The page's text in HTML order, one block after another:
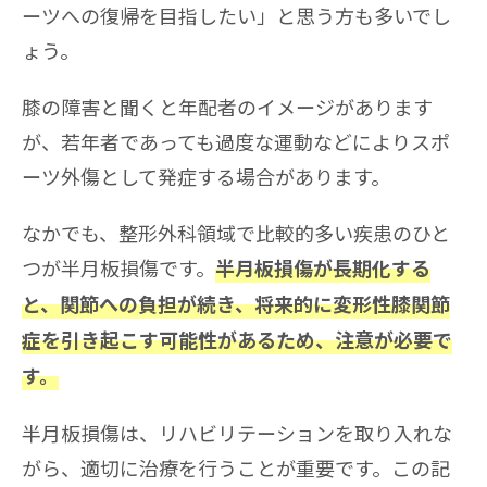
ーツへの復帰を目指したい」と思う方も多いでし
ょう。
膝の障害と聞くと年配者のイメージがあります
が、若年者であっても過度な運動などによりスポ
ーツ外傷として発症する場合があります。
なかでも、整形外科領域で比較的多い疾患のひと
つが半月板損傷です。 半月板損傷が長期化する
と、関節への負担が続き、将来的に変形性膝関節
症を引き起こす可能性があるため、注意が必要で
す。
半月板損傷は、リハビリテーションを取り入れな
がら、適切に治療を行うことが重要です。この記